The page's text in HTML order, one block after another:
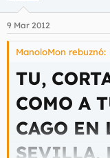
9 Mar 2012
ManoloMon rebuznó:
TU,
COMO A
CAGO EN
SEVILLA,